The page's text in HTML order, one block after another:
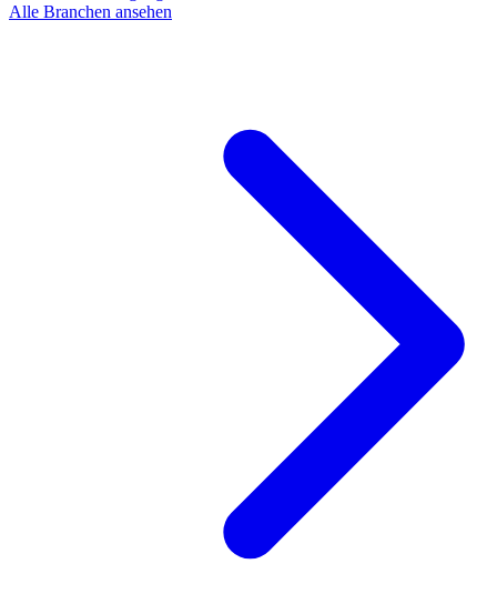
Alle Branchen ansehen